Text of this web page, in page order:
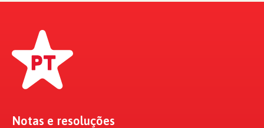
Notas e resoluções